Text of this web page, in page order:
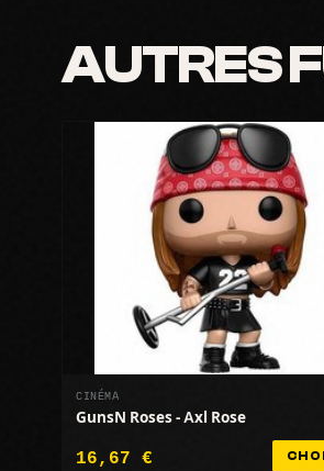
AUTRES
CINÉMA
GunsN Roses - Axl Rose
16,67 €